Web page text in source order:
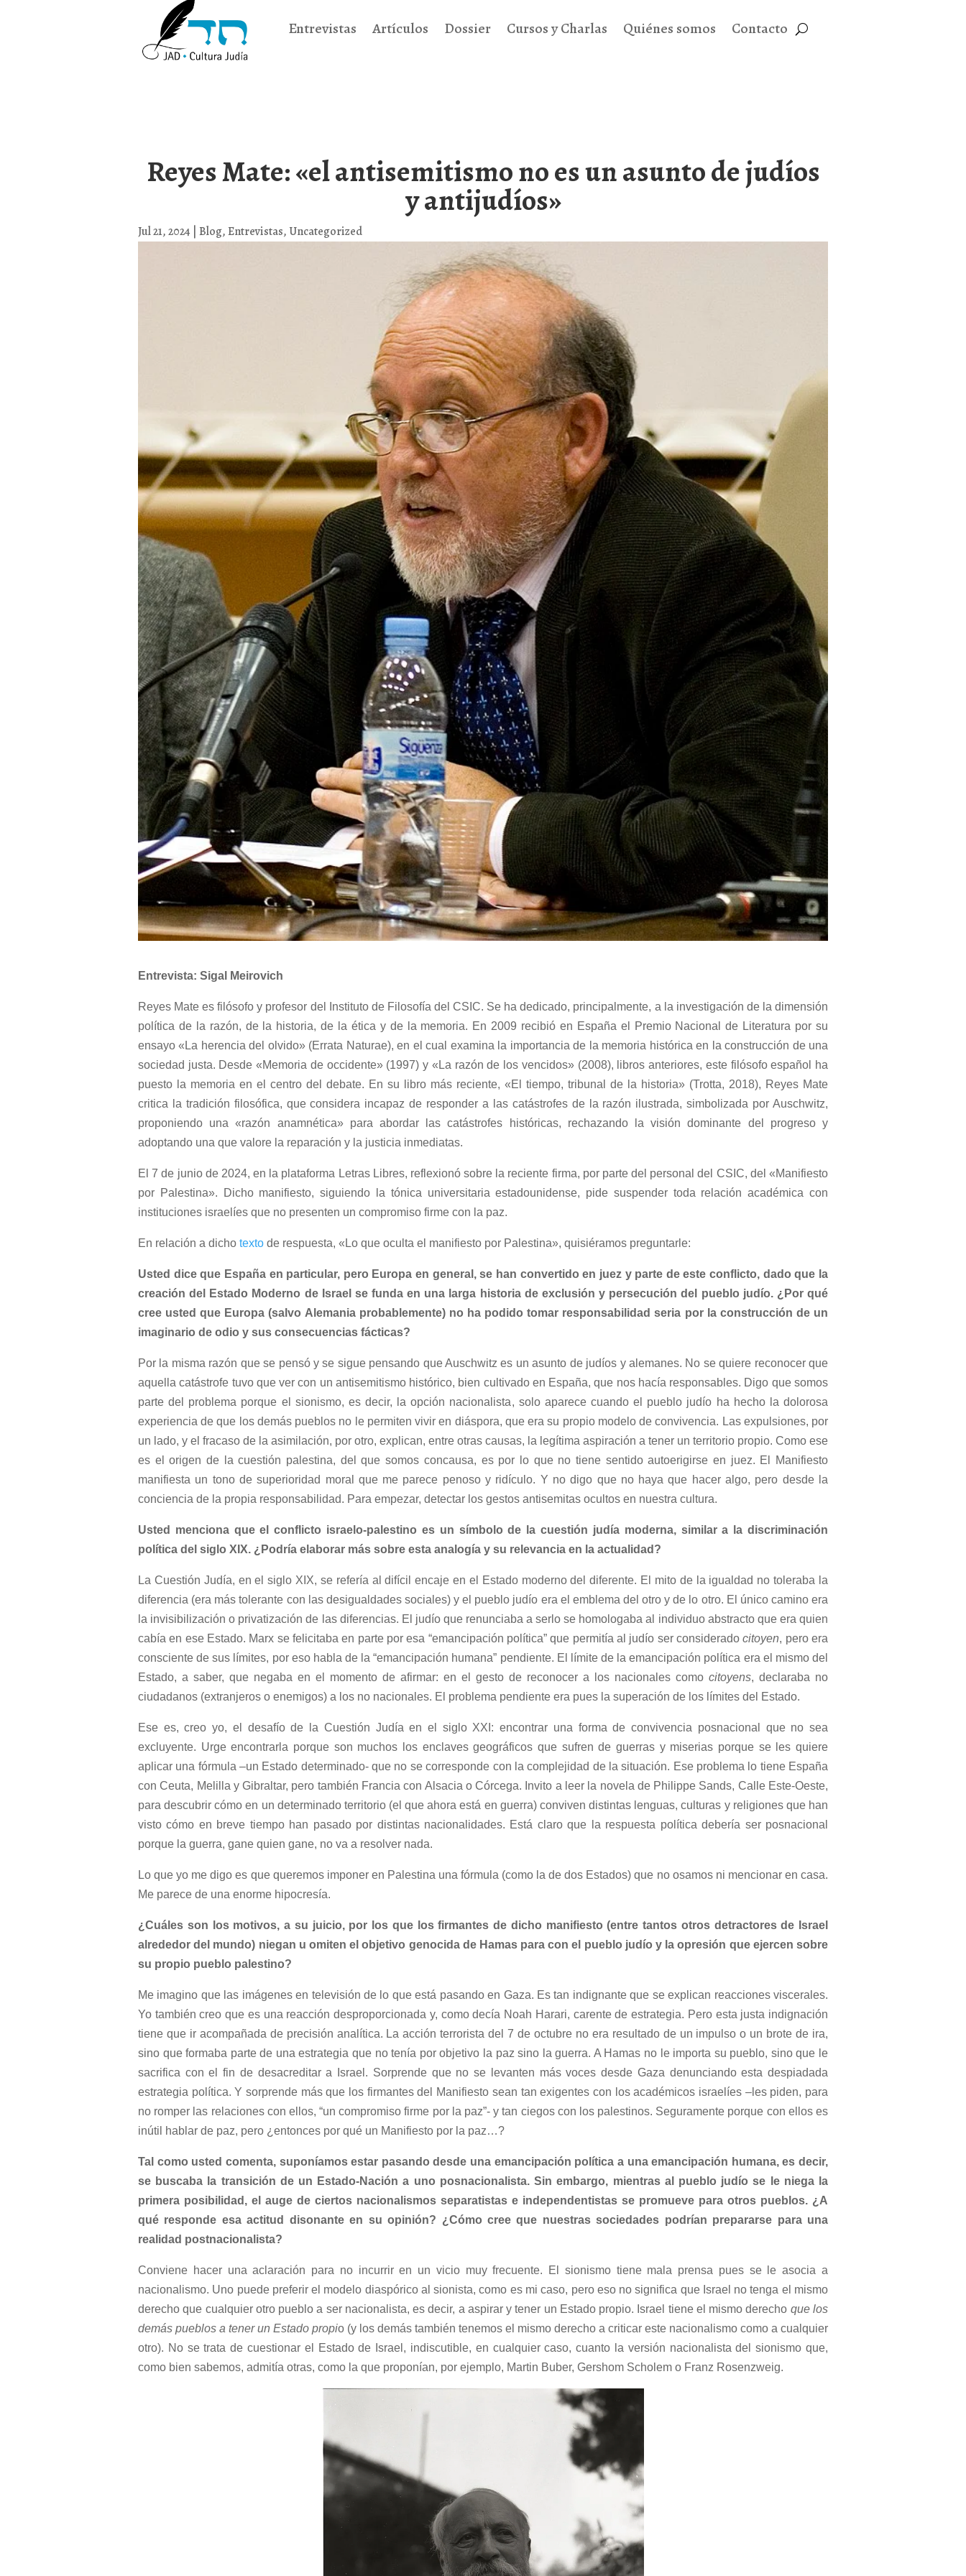
Entrevistas Artículos Dossier Cursos y Charlas Quiénes somos Contacto
Reyes Mate: «el antisemitismo no es un asunto de judíos
y antijudíos»
Jul 21, 2024 Blog,Entrevistas, Uncategorized
Entrevista: Sigal Meirovich
Reyes Mate es filósofo y profesor del Instituto de Filosofía del CSIC. Se ha dedicado, principalmente, a la investigación de la dimensión
política de la razón, de la historia, de la ética y de la memoria. En 2009 recibió en España el Premio Nacional de Literatura por su
ensayo «La herencia del olvido» (Errata Naturae), en el cual examina la importancia de la memoria histórica en la construcción de una
sociedad justa. Desde «Memoria de occidente» (1997) y «La razón de los vencidos» (2008), libros anteriores, este filósofo español ha
puesto la memoria en el centro del debate. En su libro más reciente, «El tiempo, tribunal de la historia» (Trotta, 2018), Reyes Mate
critica la tradición filosófica, que considera incapaz de responder a las catástrofes de la razón ilustrada, simbolizada por Auschwitz,
proponiendo una «razón anamnética» para abordar las catástrofes históricas, rechazando la visión dominante del progreso y
adoptando una que valore la reparación y la justicia inmediatas.
El 7 de junio de 2024, en la plataforma Letras Libres, reflexionó sobre la reciente firma, por parte del personal del CSIC, del «Manifiesto
por Palestina». Dicho manifiesto, siguiendo la tónica universitaria estadounidense, pide suspender toda relación académica con
instituciones israelíes que no presenten un compromiso firme con la paz.
En relación a dicho texto de respuesta, «Lo que oculta el manifiesto por Palestina», quisiéramos preguntarle:
Usted dice que España en particular, pero Europa en general, se han convertido en juez y parte de este conflicto, dado que la
creación del Estado Moderno de Israel se funda en una larga historia de exclusión y persecución del pueblo judío. ¿Por qué
cree usted que Europa (salvo Alemania probablemente) no ha podido tomar responsabilidad seria por la construcción de un
imaginario de odio y sus consecuencias fácticas?
Por la misma razón que se pensó y se sigue pensando que Auschwitz es un asunto de judíos y alemanes. No se quiere reconocer que
aquella catástrofe tuvo que ver con un antisemitismo histórico, bien cultivado en España, que nos hacía responsables. Digo que somos
parte del problema porque el sionismo, es decir, la opción nacionalista, solo aparece cuando el pueblo judío ha hecho la dolorosa
experiencia de que los demás pueblos no le permiten vivir en diáspora, que era su propio modelo de convivencia. Las expulsiones, por
un lado, y el fracaso de la asimilación, por otro, explican, entre otras causas, la legítima aspiración a tener un territorio propio. Como ese
es el origen de la cuestión palestina, del que somos concausa, es por lo que no tiene sentido autoerigirse en juez. El Manifiesto
manifiesta un tono de superioridad moral que me parece penoso y ridículo. Y no digo que no haya que hacer algo, pero desde la
conciencia de la propia responsabilidad. Para empezar, detectar los gestos antisemitas ocultos en nuestra cultura.
Usted menciona que el conflicto israelo-palestino es un símbolo de la cuestión judía moderna, similar a la discriminación
política del siglo XIX. ¿Podría elaborar más sobre esta analogía y su relevancia en la actualidad?
La Cuestión Judía, en el siglo XIX, se refería al difícil encaje en el Estado moderno del diferente. El mito de la igualdad no toleraba la
diferencia (era más tolerante con las desigualdades sociales) y el pueblo judío era el emblema del otro y de lo otro. El único camino era
la invisibilización o privatización de las diferencias. El judío que renunciaba a serlo se homologaba al individuo abstracto que era quien
cabía en ese Estado. Marx se felicitaba en parte por esa “emancipación política” que permitía al judío ser consideradocitoyen, pero era
consciente de sus límites, por eso habla de la “emancipación humana” pendiente. El límite de la emancipación política era el mismo del
Estado, a saber, que negaba en el momento de afirmar: en el gesto de reconocer a los nacionales como citoyens, declaraba no
ciudadanos (extranjeros o enemigos) a los no nacionales. El problema pendiente era pues la superación de los límites del Estado.
Ese es, creo yo, el desafío de la Cuestión Judía en el siglo XXI: encontrar una forma de convivencia posnacional que no sea
excluyente. Urge encontrarla porque son muchos los enclaves geográficos que sufren de guerras y miserias porque se les quiere
aplicar una fórmula –un Estado determinado- que no se corresponde con la complejidad de la situación. Ese problema lo tiene España
con Ceuta, Melilla y Gibraltar, pero también Francia con Alsacia o Córcega. Invito a leer la novela de Philippe Sands, Calle Este-Oeste,
para descubrir cómo en un determinado territorio (el que ahora está en guerra) conviven distintas lenguas, culturas y religiones que han
visto cómo en breve tiempo han pasado por distintas nacionalidades. Está claro que la respuesta política debería ser posnacional
porque la guerra, gane quien gane, no va a resolver nada.
Lo que yo me digo es que queremos imponer en Palestina una fórmula (como la de dos Estados) que no osamos ni mencionar en casa.
Me parece de una enorme hipocresía.
¿Cuáles son los motivos, a su juicio, por los que los firmantes de dicho manifiesto (entre tantos otros detractores de Israel
alrededor del mundo) niegan u omiten el objetivo genocida de Hamas para con el pueblo judío y la opresión que ejercen sobre
su propio pueblo palestino?
Me imagino que las imágenes en televisión de lo que está pasando en Gaza. Es tan indignante que se explican reacciones viscerales.
Yo también creo que es una reacción desproporcionada y, como decía Noah Harari, carente de estrategia. Pero esta justa indignación
tiene que ir acompañada de precisión analítica. La acción terrorista del 7 de octubre no era resultado de un impulso o un brote de ira,
sino que formaba parte de una estrategia que no tenía por objetivo la paz sino la guerra. A Hamas no le importa su pueblo, sino que le
sacrifica con el fin de desacreditar a Israel. Sorprende que no se levanten más voces desde Gaza denunciando esta despiadada
estrategia política. Y sorprende más que los firmantes del Manifiesto sean tan exigentes con los académicos israelíes –les piden, para
no romper las relaciones con ellos, “un compromiso firme por la paz”- y tan ciegos con los palestinos. Seguramente porque con ellos es
inútil hablar de paz, pero ¿entonces por qué un Manifiesto por la paz…?
Tal como usted comenta, suponíamos estar pasando desde una emancipación política a una emancipación humana, es decir,
se buscaba la transición de un Estado-Nación a uno posnacionalista. Sin embargo, mientras al pueblo judío se le niega la
primera posibilidad, el auge de ciertos nacionalismos separatistas e independentistas se promueve para otros pueblos. ¿A
qué responde esa actitud disonante en su opinión? ¿Cómo cree que nuestras sociedades podrían prepararse para una
realidad postnacionalista?
Conviene hacer una aclaración para no incurrir en un vicio muy frecuente. El sionismo tiene mala prensa pues se le asocia a
nacionalismo. Uno puede preferir el modelo diaspórico al sionista, como es mi caso, pero eso no significa que Israel no tenga el mismo
derecho que cualquier otro pueblo a ser nacionalista, es decir, a aspirar y tener un Estado propio. Israel tiene el mismo derecho que los
demás pueblos a tener un Estado propio (y los demás también tenemos el mismo derecho a criticar este nacionalismo como a cualquier
otro). No se trata de cuestionar el Estado de Israel, indiscutible, en cualquier caso, cuanto la versión nacionalista del sionismo que,
como bien sabemos, admitía otras, como la que proponían, por ejemplo, Martin Buber, Gershom Scholem o Franz Rosenzweig.